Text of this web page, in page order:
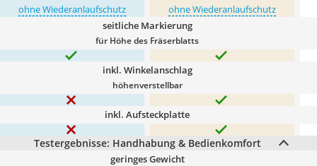
ohne Wiederanlaufschutz ohne Wiederanlaufschutz
seitliche Markierung
für Höhe des Fräserblatts
inkl. Winkelanschlag
höhenverstellbar
inkl. Aufsteckplatte
Testergebnisse: Handhabung & Bedienkomfort
geringes Gewicht